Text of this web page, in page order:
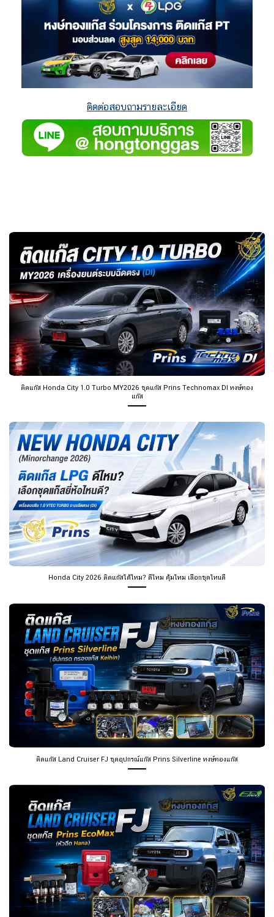
ติดต่อสอบถามรายละเอียด
ติดแก๊ส Honda City 1.0 Turbo MY2026 ชุดแก๊ส Prins Technomax DI หงษ์ทอง
แก๊ส
Honda City 2026 ติดแก๊สได้ไหม? ดีไหม คุ้มไหม เลือกชุดไหนดี
ติดแก๊ส Land Cruiser FJ ชุดอุปกรณ์แก๊ส Prins Silverline หงษ์ทองแก๊ส